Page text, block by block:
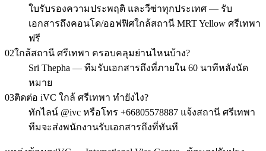
ใบรับรองความประพฤติ และวีซ่าทุกประเทศ — รับ
เอกสารถึงคอนโด/ออฟฟิศใกล้สถานี MRT Yellow ศรีเทพา
ฟรี
02ใกล้สถานี ศรีเทพา ครอบคลุมย่านไหนบ้าง?
Sri Thepha — ทีมรับเอกสารถึงที่ภายใน 60 นาทีหลังนัด
หมาย
03ติดต่อ iVC ใกล้ ศรีเทพา ทำยังไง?
ทักไลน์ @ivc หรือโทร +66805578887 แจ้งสถานี ศรีเทพา
ทีมจะส่งพนักงานรับเอกสารถึงที่ทันที